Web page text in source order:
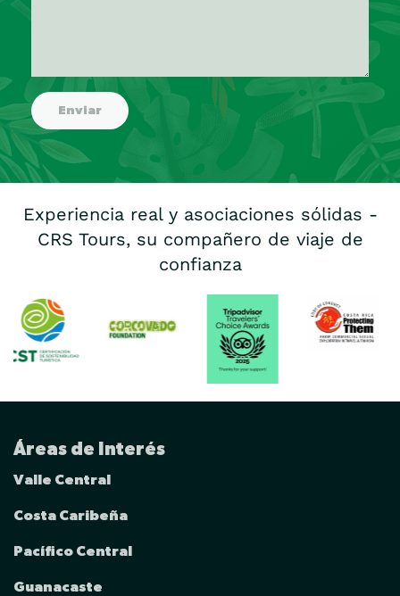
Experiencia real y asociaciones sólidas -
CRS Tours, su compañero de viaje de
confianza
Áreas de Interés
Valle Central
Costa Caribeña
Pacífico Central
Guanacaste